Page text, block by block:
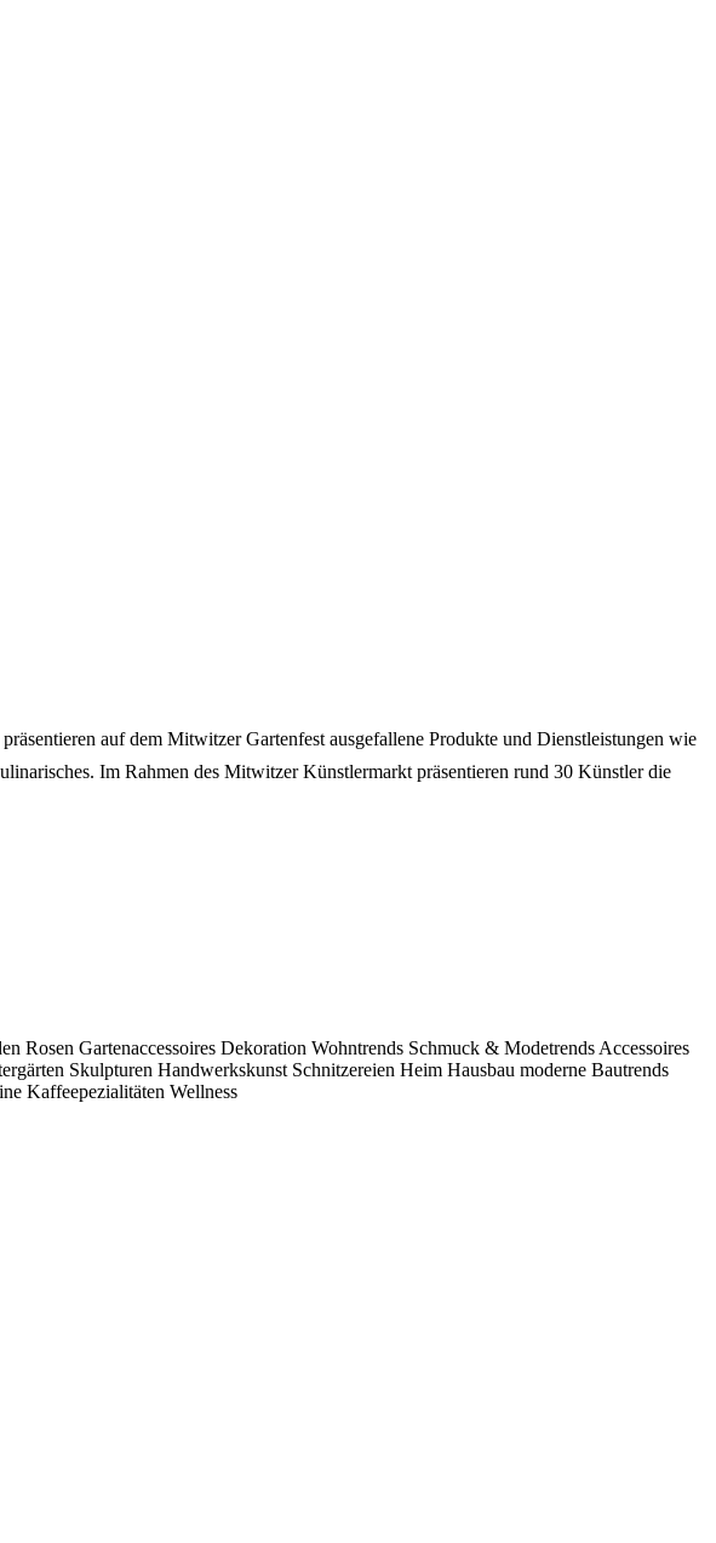
auf dem Mitwitzer Gartenfest ausgefallene Produkte und Dienstleistungen wie
Im Rahmen des Mitwitzer Künstlermarkt präsentieren rund 30 Künstler die
Rosen Gartenaccessoires Dekoration Wohntrends Schmuck & Modetrends Accessoires
Skulpturen Handwerkskunst Schnitzereien Heim Hausbau moderne Bautrends
Kaffeepezialitäten Wellness